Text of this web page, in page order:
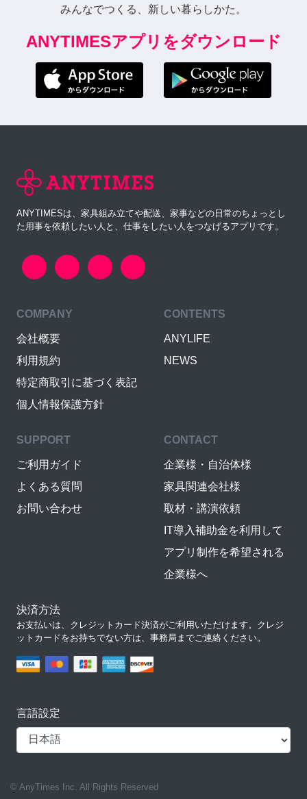
みんなでつくる、新しい暮らしかた。
ANYTIMESアプリをダウンロード
ANYTIMESは、家具組み立てや配送、家事などの日常のちょっとし
た用事を依頼したい人と、仕事をしたい人をつなげるアプリです。
COMPANY
会社概要
利用規約
特定商取引に基づく表記
個人情報保護方針
CONTENTS
ANYLIFE
NEWS
SUPPORT
ご利用ガイド
よくある質問
お問い合わせ
CONTACT
企業様・自治体様
家具関連会社様
取材・講演依頼
IT導入補助金を利用して
アプリ制作を希望される
企業様へ
決済方法
お支払いは、クレジットカード決済がご利用いただけます。クレジ
ットカードをお持ちでない方は、事務局までご連絡ください。
言語設定
© AnyTimes Inc. All Rights Reserved